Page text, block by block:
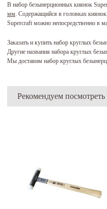
В набор безынерционных киянок
мм . Содержащийся в головках
Supercraft можно непосредственно в
Заказать и купить набор круглых
Другие названия набора круглых
Мы доставим набор круглых
Рекомендуем посмотреть